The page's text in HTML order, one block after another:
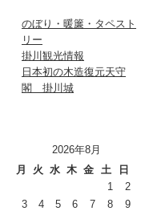
のぼり・暖簾・タペスト
リー
掛川観光情報
日本初の木造復元天守
閣 掛川城
2026年8月
月
火 水 木 金 土
日
1
2
3
4 5 6 7 8
9